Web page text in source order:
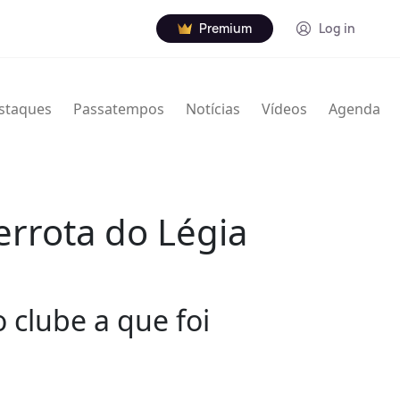
Premium Log in
Passatempos Notícias Vídeos Agenda
do Légia
clube a que foi